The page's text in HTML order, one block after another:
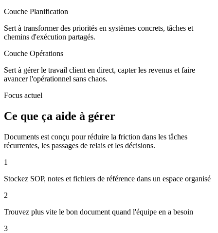
Couche Planification
Sert à transformer des priorités en systèmes concrets, tâches et
chemins d'exécution partagés.
Couche Opérations
Sert à gérer le travail client en direct, capter les revenus et faire
avancer l'opérationnel sans chaos.
Focus actuel
Ce que ça aide à gérer
Documents est conçu pour réduire la friction dans les tâches
récurrentes, les passages de relais et les décisions.
1
Stockez SOP, notes et fichiers de référence dans un espace organisé
2
Trouvez plus vite le bon document quand l'équipe en a besoin
3